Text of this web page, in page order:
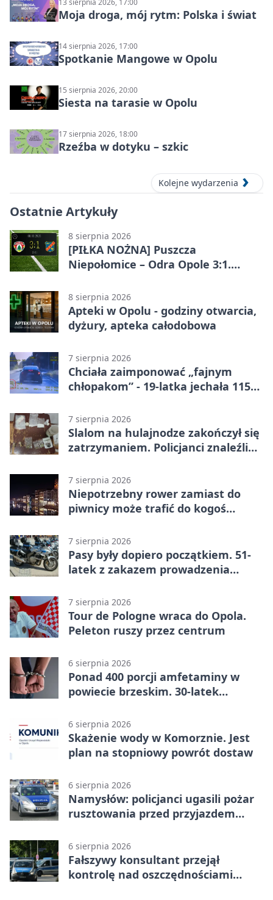
Moja droga, mój rytm: Polska i świat
14 sierpnia 2026, 17:00
Spotkanie Mangowe w Opolu
15 sierpnia 2026, 20:00
Siesta na tarasie w Opolu
17 sierpnia 2026, 18:00
Rzeźba w dotyku – szkic
Kolejne wydarzenia
Ostatnie Artykuły
8 sierpnia 2026
[PIŁKA NOŻNA] Puszcza
Niepołomice – Odra Opole 3:1.
ligi
8 sierpnia 2026
Apteki w Opolu - godziny otwarcia,
dyżury, apteka całodobowa
7 sierpnia 2026
Chciała zaimponować „fajnym
chłopakom” - 19-latka jechała 115
7 sierpnia 2026
Slalom na hulajnodze zakończył się
zatrzymaniem. Policjanci znaleźli
7 sierpnia 2026
Niepotrzebny rower zamiast do
piwnicy może trafić do kogoś
7 sierpnia 2026
Pasy były dopiero początkiem. 51-
latek z zakazem prowadzenia
7 sierpnia 2026
Tour de Pologne wraca do Opola.
Peleton ruszy przez centrum
6 sierpnia 2026
Ponad 400 porcji amfetaminy w
powiecie brzeskim. 30-latek
6 sierpnia 2026
Skażenie wody w Komorznie. Jest
plan na stopniowy powrót dostaw
6 sierpnia 2026
Namysłów: policjanci ugasili pożar
rusztowania przed przyjazdem
6 sierpnia 2026
Fałszywy konsultant przejął
kontrolę nad oszczędnościami